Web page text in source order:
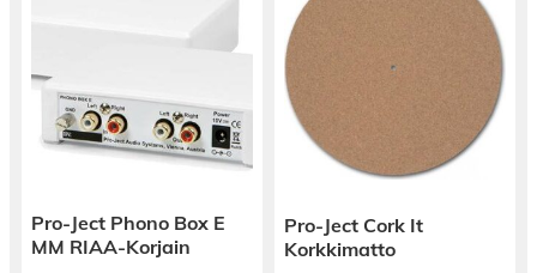
Pro-Ject Phono Box E
MM RIAA-Korjain
Pro-Ject Cork It
Korkkimatto